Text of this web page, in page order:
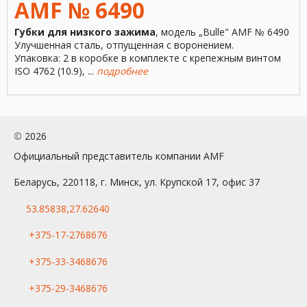
AMF № 6490
Губки для низкого зажима, модель „Bulle" AMF № 6490
Улучшенная сталь, отпущенная с воронением.
Упаковка: 2 в коробке в комплекте с крепежным винтом
ISO 4762 (10.9), ... подробнее
© 2026
Официальный представитель компании AMF
Беларусь, 220118, г. Минск, ул. Крупской 17, офис 37
53.85838,27.62640
+375-17-2768676
+375-33-3468676
+375-29-3468676